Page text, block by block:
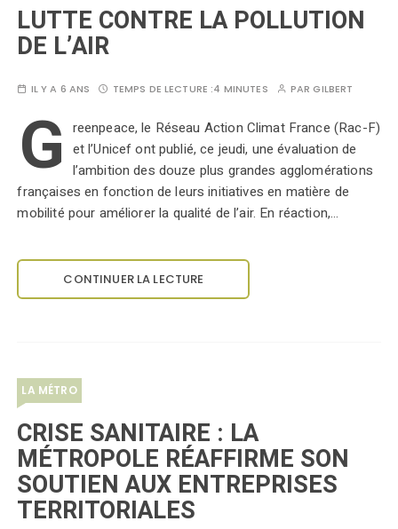
LUTTE CONTRE LA POLLUTION
DE L’AIR
IL Y A 6 ANS TEMPS DE LECTURE :4 MINUTES PARGILBERT
G reenpeace, le Réseau Action Climat France (Rac-F)
et l’Unicef ont publié, ce jeudi, une évaluation de
l’ambition des douze plus grandes agglomérations
françaises en fonction de leurs initiatives en matière de
mobilité pour améliorer la qualité de l’air. En réaction,…
CONTINUER LA LECTURE
LA MÉTRO
CRISE SANITAIRE : LA
MÉTROPOLE RÉAFFIRME SON
SOUTIEN AUX ENTREPRISES
TERRITORIALES